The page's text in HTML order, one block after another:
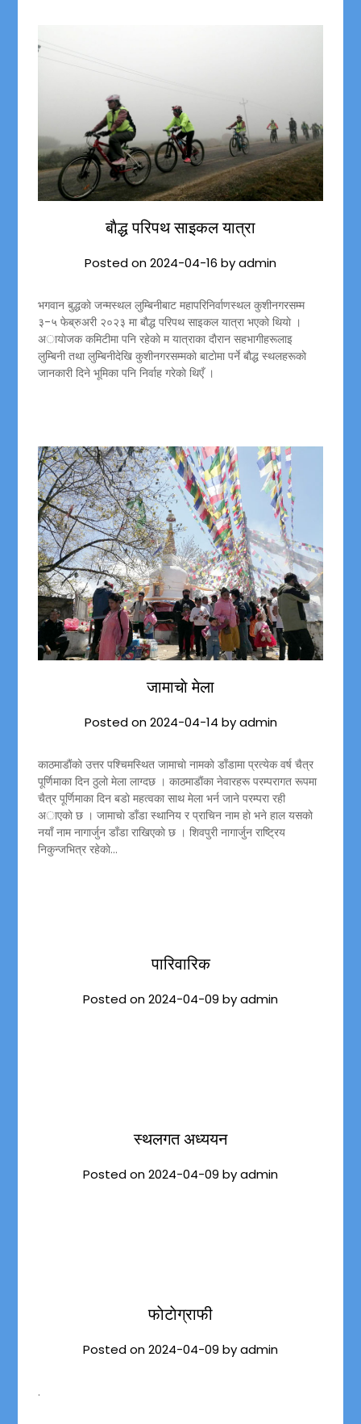
बाैद्ध परिपथ साइकल यात्रा
Posted on2024-04-16 byadmin
भगवान बुद्धकाे जन्मस्थल लुम्बिनीबाट महापरिनिर्वाणस्थल कुशीनगरसम्म
३-५ फेब्रुअरी २०२३ मा बाैद्ध परिपथ साइकल यात्रा भएकाे थियाे ।
अायाेजक कमिटीमा पनि रहेकाे म यात्राका दाैरान सहभागीहरूलाइ
लुम्बिनी तथा लुम्बिनीदेखि कुशीनगरसम्मकाे बाटाेमा पर्ने बाैद्ध स्थलहरूकाे
जानकारी दिने भूमिका पनि निर्वाह गरेकाे थिएँ ।
जामाचाे मेला
Posted on2024-04-14 byadmin
काठमाडाैंकाे उत्तर पश्चिमस्थित जामाचाे नामकाे डाँडामा प्रत्येक वर्ष चैत्र
पूर्णिमाका दिन ठुलाे मेला लाग्दछ । काठमाडाैंका नेवारहरू परम्परागत रूपमा
चैत्र पूर्णिमाका दिन बडाे महत्वका साथ मेला भर्न जाने परम्परा रही
अाएकाे छ । जामाचाे डाँडा स्थानिय र प्राचिन नाम हाे भने हाल यसकाे
नयाँ नाम नागार्जुन डाँडा राखिएकाे छ । शिवपुरी नागार्जुन राष्ट्रिय
निकुन्जभित्र रहेकाे…
पारिवारिक
Posted on2024-04-09 byadmin
स्थलगत अध्ययन
Posted on2024-04-09 byadmin
फाेटाेग्राफी
Posted on2024-04-09 byadmin
.